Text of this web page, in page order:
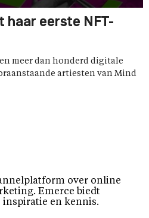
haar eerste NFT-
meer dan honderd digitale
artiesten van Mind
over online
Emerce biedt
inspiratie en kennis.